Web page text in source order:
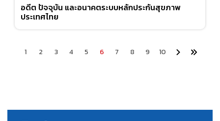
อดีต ปัจจุบัน และอนาคตระบบหลักประกันสุขภาพ
ประเทศไทย
1 2 3 4 5 6 7 8 9 10